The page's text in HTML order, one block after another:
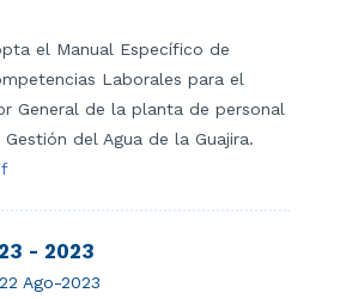
el Manual Específico de
Laborales para el
General de la planta de personal
del Agua de la Guajira.
- 2023
22 Ago-2023